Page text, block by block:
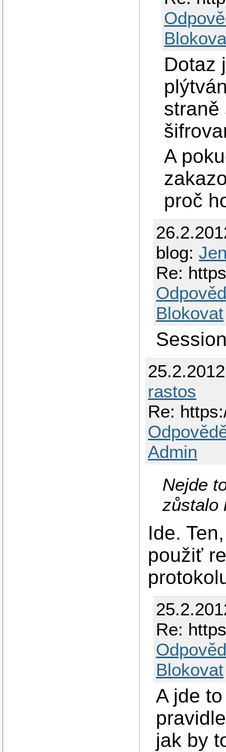
Dotaz
straně
A
proč
blog:
Re:
Blokovat
rastos
Re:
Admin
Nejde
zůstalo
Ide.
použiť
Re:
Blokovat
A jde
jak by